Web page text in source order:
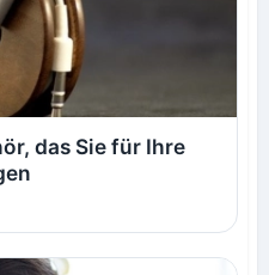
das Sie für Ihre